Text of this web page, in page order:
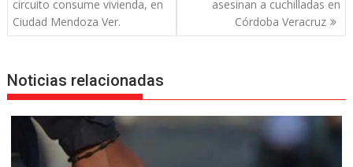
entradas
circuito consume vivienda, en
Ciudad Mendoza Ver.
asesinan a cuchilladas en
Córdoba Veracruz
Noticias relacionadas